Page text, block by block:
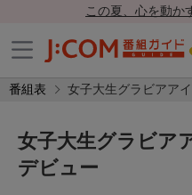
この夏、心を動か
番組表 女子大生グラビアア
女子大生グラビア
デビュー